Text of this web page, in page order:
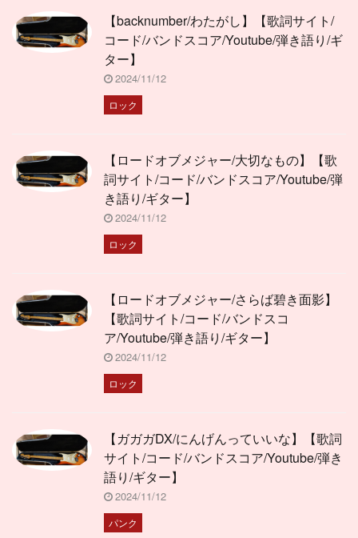
【backnumber/わたがし】【歌詞サイト/
コード/バンドスコア/Youtube/弾き語り/ギ
ター】
2024/11/12
ロック
【ロードオブメジャー/大切なもの】【歌
詞サイト/コード/バンドスコア/Youtube/弾
き語り/ギター】
2024/11/12
ロック
【ロードオブメジャー/さらば碧き面影】
【歌詞サイト/コード/バンドスコ
ア/Youtube/弾き語り/ギター】
2024/11/12
ロック
【ガガガDX/にんげんっていいな】【歌詞
サイト/コード/バンドスコア/Youtube/弾き
語り/ギター】
2024/11/12
パンク